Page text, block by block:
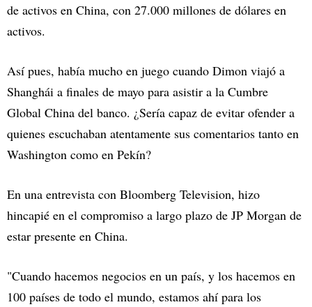
de activos en China, con 27.000 millones de dólares en
activos.
Así pues, había mucho en juego cuando Dimon viajó a
Shanghái a finales de mayo para asistir a la Cumbre
Global China del banco. ¿Sería capaz de evitar ofender a
quienes escuchaban atentamente sus comentarios tanto en
Washington como en Pekín?
En una entrevista con Bloomberg Television, hizo
hincapié en el compromiso a largo plazo de JP Morgan de
estar presente en China.
"Cuando hacemos negocios en un país, y los hacemos en
100 países de todo el mundo, estamos ahí para los